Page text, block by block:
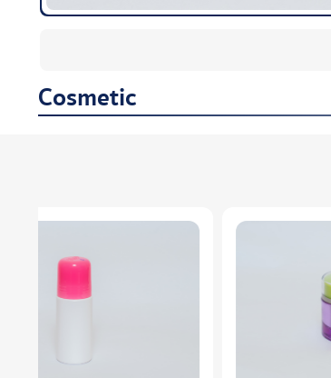
Cosmetic